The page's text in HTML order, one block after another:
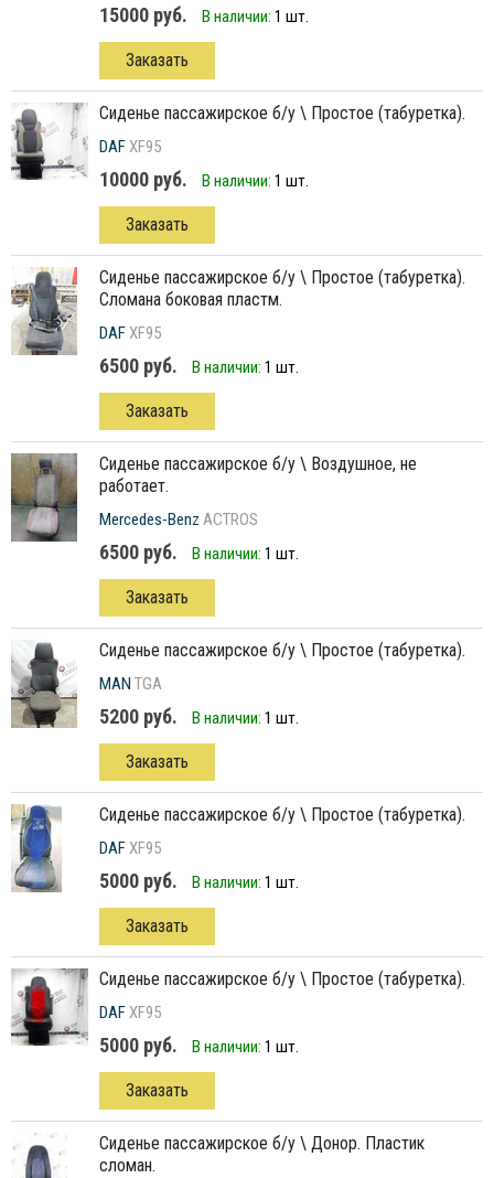
15000 руб. В наличии: 1 шт.
Заказать
сиденье пассажирское б/у \ Простое (табуретка).
DAFXF95
10000 руб. В наличии: 1 шт.
Заказать
сиденье пассажирское б/у \ Простое (табуретка).
Сломана боковая пластм.
DAFXF95
6500 руб. В наличии: 1 шт.
Заказать
сиденье пассажирское б/у \ Воздушное, не
работает.
Mercedes-Benz ACTROS
6500 руб. В наличии: 1 шт.
Заказать
сиденье пассажирское б/у \ Простое (табуретка).
MAN TGA
5200 руб. В наличии: 1 шт.
Заказать
сиденье пассажирское б/у \ Простое (табуретка).
DAFXF95
5000 руб. В наличии: 1 шт.
Заказать
сиденье пассажирское б/у \ Простое (табуретка).
DAFXF95
5000 руб. В наличии: 1 шт.
Заказать
сиденье пассажирское б/у \ Донор. Пластик
сломан.